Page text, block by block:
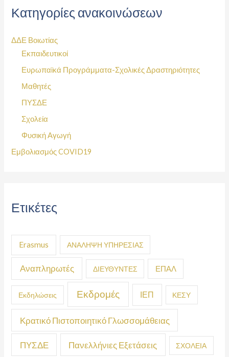
Κατηγορίες ανακοινώσεων
ΔΔΕ Βοιωτίας
Εκπαιδευτικοί
Ευρωπαϊκά Προγράμματα-Σχολικές Δραστηριότητες
Μαθητές
ΠΥΣΔΕ
Σχολεία
Φυσική Αγωγή
Εμβολιασμός COVID19
Ετικέτες
Erasmus ΑΝΑΛΗΨΗ ΥΠΗΡΕΣΙΑΣ
Αναπληρωτές ΔΙΕΥΘΥΝΤΕΣ ΕΠΑΛ
Εκδηλώσεις Εκδρομές ΙΕΠ ΚΕΣΥ
Κρατικό Πιστοποιητικό Γλωσσομάθειας
ΠΥΣΔΕ Πανελλήνιες Εξετάσεις ΣΧΟΛΕΙΑ